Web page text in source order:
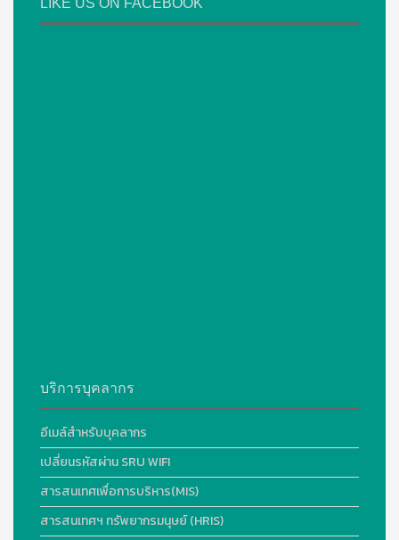
LIKE US ON FACEBOOK
บริการบุคลากร
อีเมล์สำหรับบุคลากร
เปลี่ยนรหัสผ่าน SRU WIFI
สารสนเทศเพื่อการบริหาร(MIS)
สารสนเทศฯ ทรัพยากรมนุษย์ (HRIS)